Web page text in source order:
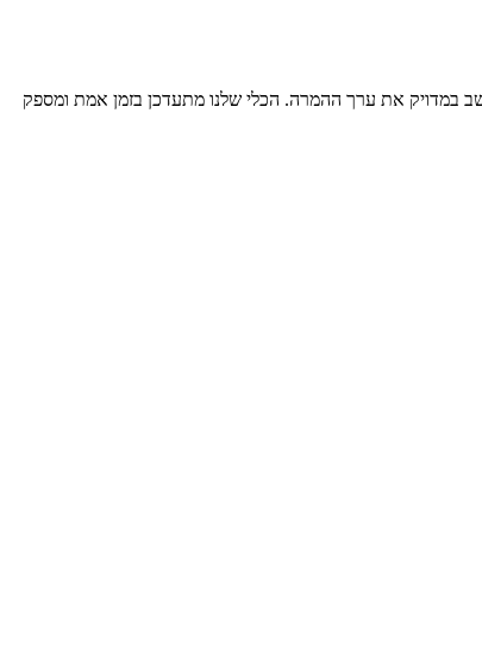
במדויק את ערך ההמרה. הכלי שלנו מתעדכן בזמן אמת ומספק